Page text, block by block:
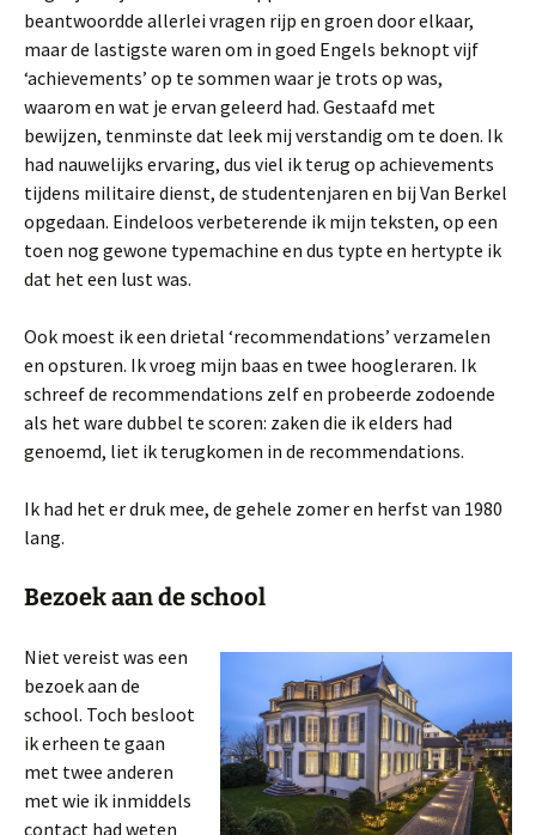
beantwoordde allerlei vragen rijp en groen door elkaar,
maar de lastigste waren om in goed Engels beknopt vijf
‘achievements’ op te sommen waar je trots op was,
waarom en wat je ervan geleerd had. Gestaafd met
bewijzen, tenminste dat leek mij verstandig om te doen. Ik
had nauwelijks ervaring, dus viel ik terug op achievements
tijdens militaire dienst, de studentenjaren en bij Van Berkel
opgedaan. Eindeloos verbeterende ik mijn teksten, op een
toen nog gewone typemachine en dus typte en hertypte ik
dat het een lust was.
Ook moest ik een drietal ‘recommendations’ verzamelen
en opsturen. Ik vroeg mijn baas en twee hoogleraren. Ik
schreef de recommendations zelf en probeerde zodoende
als het ware dubbel te scoren: zaken die ik elders had
genoemd, liet ik terugkomen in de recommendations.
Ik had het er druk mee, de gehele zomer en herfst van 1980
lang.
Bezoek aan de school
Niet vereist was een
bezoek aan de
school. Toch besloot
ik erheen te gaan
met twee anderen
met wie ik inmiddels
contact had weten